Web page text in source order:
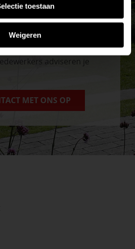
toestaan
Weigeren
advies?
wij hebben alles voor uw
adviseren je
MET ONS OP